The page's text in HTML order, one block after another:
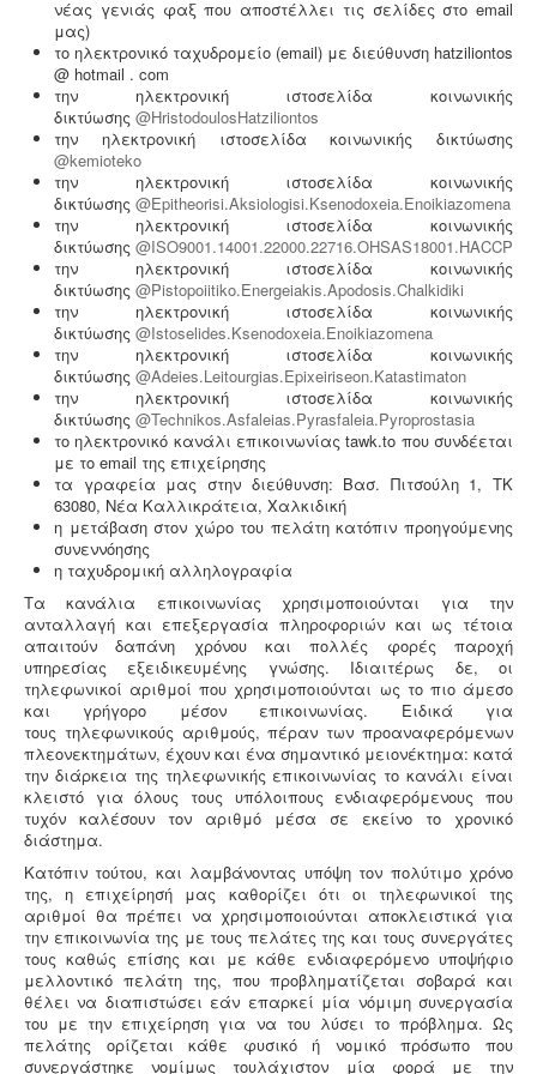
Ανελκυστήρες προσώπων - .Η λειτουργία παλιών
ανελκυστήρων χωρίς στοιχεία νομιμότητας
επιτρέπεται μετά από σύνταξη μελέτης - σχεδιων
ανελκυστήρα, συντήρησης, πιστοποίησης και έκδοσης
βεβαίωσης καταχώρησης στην αρμόδια υπηρεσία.
Νομιμοποίηση γεώτρησης - Όλες οι μεταβιβάσεις
ακινήτων, στα οποία υπάρχει γεώτρηση, εκτελούνται
κατόπιν νομιμοποίησης της γεώτρησης. Για να
προχωρήσει η συμβολαιογραφική πράξη θα πρέπει να
έχει εκδοθεί κωδικός ΕΜΣΥ ενεργού ή ανενεργού
σημείου υδροληψίας
Συλλογή - μεταφορά και επεξεργασία ζωικών
υποπροϊόντων - Η διαχείριση ζωικών υποπροϊόντων
διέπεται από τον Κανονισμό (ΕΚ) αριθ. 1069/2009 και
αρμόδιες είναι οι κτηνιατρικές υπηρεσίες. Τα
αδρανοποιημένα ζωικά υποπροϊόντα θεωρούνται μη
επικίνδυνα απόβλητα και περιλαμβάνονται στον
κατάλογο ΕΚΑ.
Μελέτη επικινδυνότητας λεγιονέλλα - .Η υγειονομική
αναγνώριση και μελέτη εκτίμησης του κινδύνου από
την λεγιονέλλα στις υδρεύσεις ξενοδοχειακών κτιρίων
επιβάλλεται από τις νέες υγειονομικές διατάξεις του
Υπουργείου Υγείας.
νέας γενιάς φαξ που αποστέλλει τις σελίδες στο email
μας)
το ηλεκτρονικό ταχυδρομείο (email) με διεύθυνση hatziliontos
@ hotmail . com
την ηλεκτρονική ιστοσελίδα κοινωνικής
δικτύωσης @HristodoulosHatziliontos
την ηλεκτρονική ιστοσελίδα κοινωνικής δικτύωσης
@kemioteko
την ηλεκτρονική ιστοσελίδα κοινωνικής
δικτύωσης @Epitheorisi.Aksiologisi.Ksenodoxeia.Enoikiazomena
την ηλεκτρονική ιστοσελίδα κοινωνικής
δικτύωσης @ISO9001.14001.22000.22716.OHSAS18001.HACCP
την ηλεκτρονική ιστοσελίδα κοινωνικής
δικτύωσης @Pistopoiitiko.Energeiakis.Apodosis.Chalkidiki
την ηλεκτρονική ιστοσελίδα κοινωνικής
δικτύωσης @Istoselides.Ksenodoxeia.Enoikiazomena
την ηλεκτρονική ιστοσελίδα κοινωνικής
δικτύωσης @Adeies.Leitourgias.Epixeiriseon.Katastimaton
την ηλεκτρονική ιστοσελίδα κοινωνικής
δικτύωσης @Technikos.Asfaleias.Pyrasfaleia.Pyroprostasia
το ηλεκτρονικό κανάλι επικοινωνίας tawk.to που συνδέεται
με το email της επιχείρησης
τα γραφεία μας στην διεύθυνση: Βασ. Πιτσούλη 1, ΤΚ
63080, Νέα Καλλικράτεια, Χαλκιδική
η μετάβαση στον χώρο του πελάτη κατόπιν προηγούμενης
συνεννόησης
η ταχυδρομική αλληλογραφία
Τα κανάλια επικοινωνίας χρησιμοποιούνται για την
ανταλλαγή και επεξεργασία πληροφοριών και ως τέτοια
απαιτούν δαπάνη χρόνου και πολλές φορές παροχή
υπηρεσίας εξειδικευμένης γνώσης. Ιδιαιτέρως δε, οι
τηλεφωνικοί αριθμοί που χρησιμοποιούνται ως το πιο άμεσο
και γρήγορο μέσον επικοινωνίας. Ειδικά για
τους τηλεφωνικούς αριθμούς, πέραν των προαναφερόμενων
πλεονεκτημάτων, έχουν και ένα σημαντικό μειονέκτημα: κατά
την διάρκεια της τηλεφωνικής επικοινωνίας το κανάλι είναι
κλειστό για όλους τους υπόλοιπους ενδιαφερόμενους που
τυχόν καλέσουν τον αριθμό μέσα σε εκείνο το χρονικό
διάστημα.
Κατόπιν τούτου, και λαμβάνοντας υπόψη τον πολύτιμο χρόνο
της, η επιχείρησή μας καθορίζει ότι οι τηλεφωνικοί της
αριθμοί θα πρέπει να χρησιμοποιούνται αποκλειστικά για
την επικοινωνία της με τους πελάτες της και τους συνεργάτες
τους καθώς επίσης και με κάθε ενδιαφερόμενο υποψήφιο
μελλοντικό πελάτη της, που προβληματίζεται σοβαρά και
θέλει να διαπιστώσει εάν επαρκεί μία νόμιμη συνεργασία
του με την επιχείρηση για να του λύσει το πρόβλημα. Ως
πελάτης ορίζεται κάθε φυσικό ή νομικό πρόσωπο που
συνεργάστηκε νομίμως τουλάχιστον μία φορά με την